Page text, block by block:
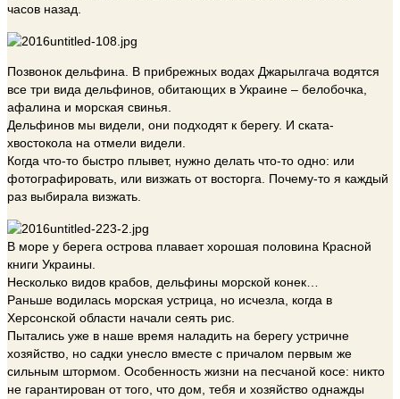
часов назад.
Позвонок дельфина. В прибрежных водах Джарылгача водятся
все три вида дельфинов, обитающих в Украине – белобочка,
афалина и морская свинья.
Дельфинов мы видели, они подходят к берегу. И ската-
хвостокола на отмели видели.
Когда что-то быстро плывет, нужно делать что-то одно: или
фотографировать, или визжать от восторга. Почему-то я каждый
раз выбирала визжать.
В море у берега острова плавает хорошая половина Красной
книги Украины.
Несколько видов крабов, дельфины морской конек…
Раньше водилась морская устрица, но исчезла, когда в
Херсонской области начали сеять рис.
Пытались уже в наше время наладить на берегу устричне
хозяйство, но садки унесло вместе с причалом первым же
сильным штормом. Особенность жизни на песчаной косе: никто
не гарантирован от того, что дом, тебя и хозяйство однажды